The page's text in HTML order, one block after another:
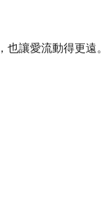
讓愛流動得更遠。